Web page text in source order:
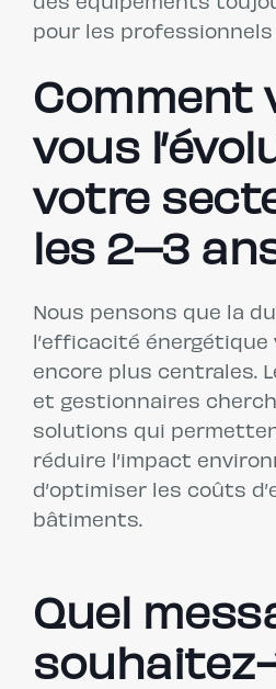
des équipements
pour les professionnels
Comment
vous
votre
les 2–3
Nous pensons que la
l’efficacité
encore plus centrales.
et gestionnaires
solutions qui
réduire l’impact
d’optimiser les coûts
bâtiments.
Quel